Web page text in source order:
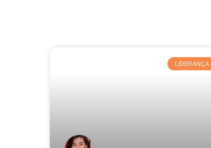
LIDERANÇA